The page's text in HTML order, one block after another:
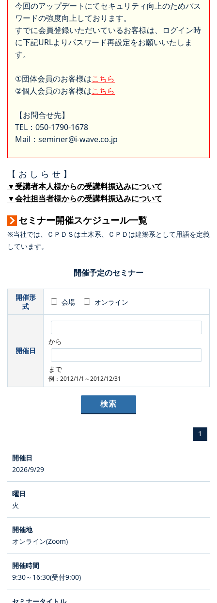
今回のアップデートにてセキュリティ向上のためパス
ワードの強度向上しております。
すでに会員登録いただいているお客様は、ログイン時
に下記URLよりパスワード再設定をお願いいたしま
す。
①団体会員のお客様はこちら
②個人会員のお客様はこちら
【お問合せ先】
TEL：050-1790-1678
Mail：seminer@i-wave.co.jp
【 お し ら せ 】
▼受講者本人様からの受講料振込みについて
▼会社担当者様からの受講料振込みについて
セミナー開催スケジュール一覧
※当社では、ＣＰＤＳは土木系、ＣＰＤは建築系として用語を定義
しています。
開催予定のセミナー
開催形
式
会場 オンライン
開催日
から
まで
例：2012/1/1～2012/12/31
1
2026/9/29
火
オンライン(Zoom)
9:30～16:30(受付9:00)